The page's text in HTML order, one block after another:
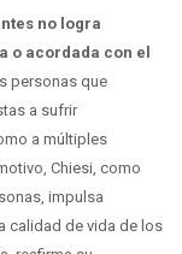
no logra
o acordada con el
personas que
a sufrir
a múltiples
Chiesi, como
impulsa
calidad de vida de los